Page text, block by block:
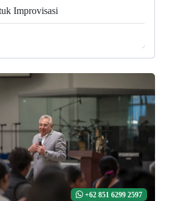
Improvisasi
+62 851 6299 2597